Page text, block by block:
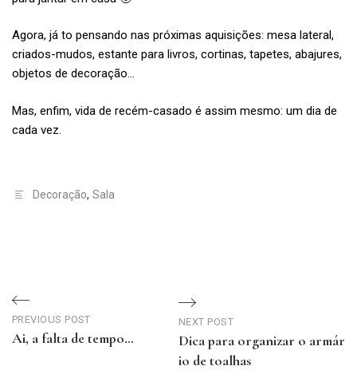
Agora, já to pensando nas próximas aquisições: mesa lateral,
criados-mudos, estante para livros, cortinas, tapetes, abajures,
objetos de decoração…
Mas, enfim, vida de recém-casado é assim mesmo: um dia de
cada vez.
Decoração, Sala
de
Post
PREVIOUS POST
Ai, a falta de tempo…
NEXT POST
Dica para organizar o armár
io de toalhas